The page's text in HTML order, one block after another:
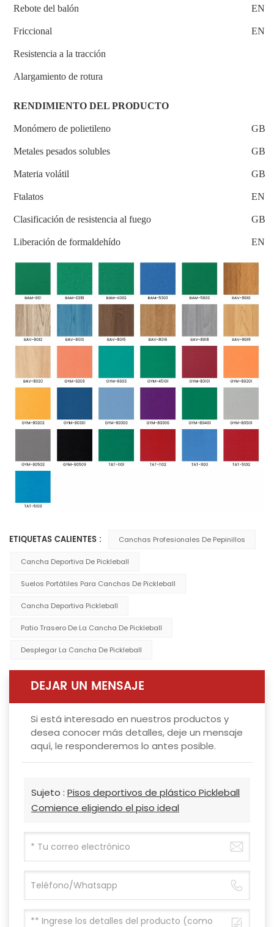
Rebote del balón
Friccional
Resistencia a la tracción
Alargamiento de rotura
RENDIMIENTO DEL PRODUCTO
Monómero de polietileno GB
Metales pesados ​​solubles GB
Materia volátil GB
Ftalatos EN
Clasificación de resistencia al fuego GB
Liberación de formaldehído EN
ETIQUETAS CALIENTES : Canchas Profesionales De Pepinillos
Cancha Deportiva De Pickleball
Suelos Portátiles Para Canchas De Pickleball
Cancha Deportiva Pickleball
Patio Trasero De La Cancha De Pickleball
Desplegar La Cancha De Pickleball
DEJAR UN MENSAJE
Si está interesado en nuestros productos y
desea conocer más detalles, deje un mensaje
aquí, le responderemos lo antes posible.
Sujeto : Pisos deportivos de plástico Pickleball
Comience eligiendo el piso ideal